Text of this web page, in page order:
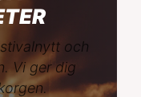
och
Vi ger dig